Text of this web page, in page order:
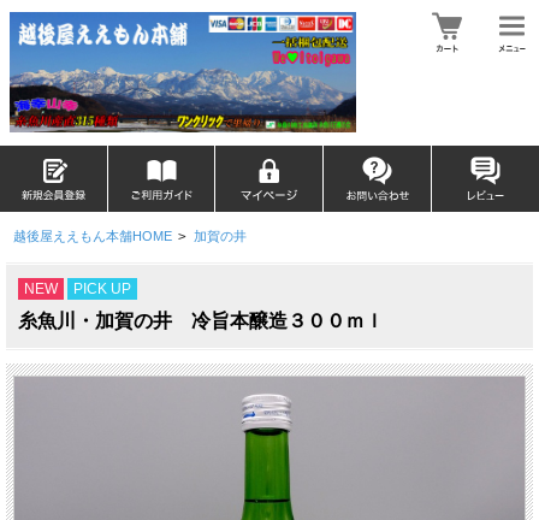
越後屋ええもん本舗HOME > 加賀の井
NEW PICK UP
糸魚川・加賀の井 冷旨本醸造３００ｍｌ